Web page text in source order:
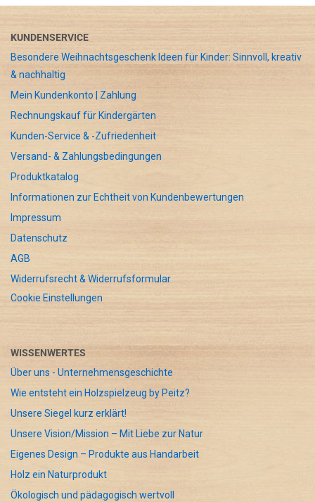
KUNDENSERVICE
Besondere Weihnachtsgeschenk Ideen für Kinder: Sinnvoll, kreativ
& nachhaltig
Mein Kundenkonto | Zahlung
Rechnungskauf für Kindergärten
Kunden-Service & -Zufriedenheit
Versand- & Zahlungsbedingungen
Produktkatalog
Informationen zur Echtheit von Kundenbewertungen
Impressum
Datenschutz
AGB
Widerrufsrecht & Widerrufsformular
Cookie Einstellungen
WISSENWERTES
Über uns - Unternehmensgeschichte
Wie entsteht ein Holzspielzeug by Peitz?
Unsere Siegel kurz erklärt!
Unsere Vision/Mission – Mit Liebe zur Natur
Eigenes Design – Produkte aus Handarbeit
Holz ein Naturprodukt
Ökologisch und pädagogisch wertvoll